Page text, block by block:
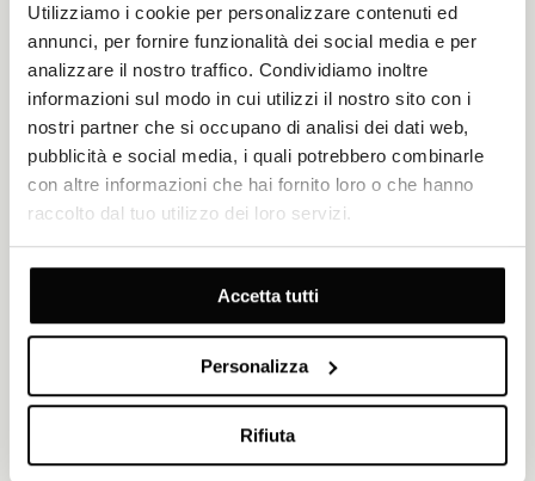
Utilizziamo i cookie per personalizzare contenuti ed
annunci, per fornire funzionalità dei social media e per
analizzare il nostro traffico. Condividiamo inoltre
informazioni sul modo in cui utilizzi il nostro sito con i
nostri partner che si occupano di analisi dei dati web,
pubblicità e social media, i quali potrebbero combinarle
con altre informazioni che hai fornito loro o che hanno
raccolto dal tuo utilizzo dei loro servizi.
Accetta tutti
Personalizza
Rifiuta
AQUAPARK DALMATIA